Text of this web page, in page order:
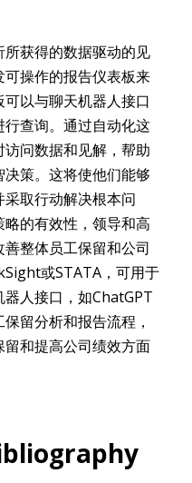
获得的数据驱动的见
操作的报告仪表板来
以与聊天机器人接口
查询。通过自动化这
问数据和见解，帮助
策。这将使他们能够
取行动解决根本问
的有效性，领导和高
整体员工保留和公司
或STATA，可用于
人接口，如ChatGPT
留分析和报告流程，
和提高公司绩效方面